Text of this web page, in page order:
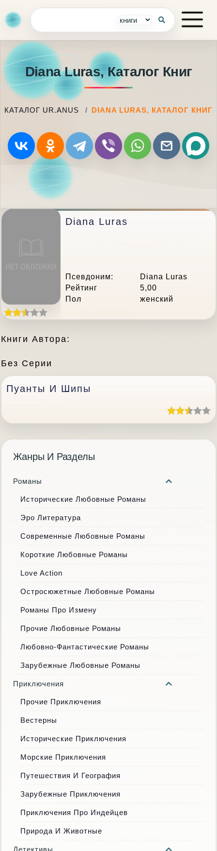
Diana Luras, Каталог Книг
КАТАЛОГ UR.ANUS DIANA LURAS, КАТАЛОГ КНИГ
Diana Luras
Псевдоним:
Diana Luras
Рейтинг
5,00
Пол
женский
Книги Автора:
Без Серии
Пуанты И Шипы
Жанры И Разделы
Романы
Исторические Любовные Романы
Эро Литература
Современные Любовные Романы
Короткие Любовные Романы
Love Action
Остросюжетные Любовные Романы
Романы Про Измену
Прочие Любовные Романы
Любовно-Фантастические Романы
Зарубежные Любовные Романы
Приключения
Прочие Приключения
Вестерны
Исторические Приключения
Морские Приключения
Путешествия И География
Зарубежные Приключения
Приключения Про Индейцев
Природа И Животные
Детективы